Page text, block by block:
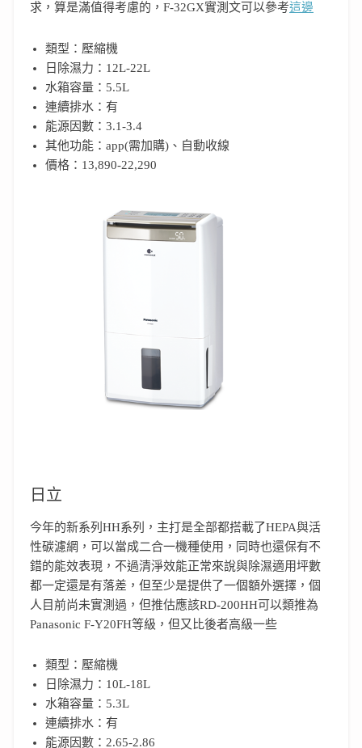
求，算是滿值得考慮的，F-32GX實測文可以參考這邊
類型：壓縮機
日除濕力：12L-22L
水箱容量：5.5L
連續排水：有
能源因數：3.1-3.4
其他功能：app(需加購)、自動收線
價格：13,890-22,290
日立
今年的新系列HH系列，主打是全部都搭載了HEPA與活
性碳濾網，可以當成二合一機種使用，同時也還保有不
錯的能效表現，不過清淨效能正常來說與除濕適用坪數
都一定還是有落差，但至少是提供了一個額外選擇，個
人目前尚未實測過，但推估應該RD-200HH可以類推為
Panasonic F-Y20FH等級，但又比後者高級一些
類型：壓縮機
日除濕力：10L-18L
水箱容量：5.3L
連續排水：有
能源因數：2.65-2.86